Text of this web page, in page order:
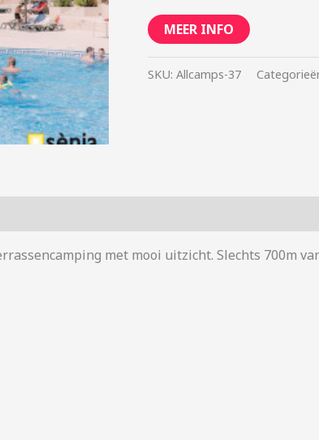
MEER INFO
SKU: Allcamps-37
met mooi uitzicht. Slechts 700m